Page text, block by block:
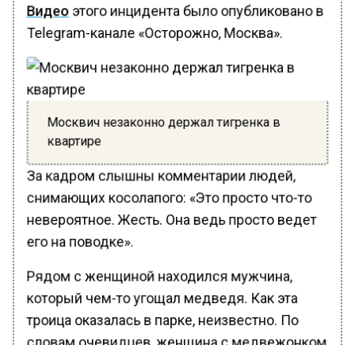
Видеоэтого инцидента было опубликовано в
Telegram-канале «Осторожно, Москва».
Москвич незаконно держал тигренка в
квартире
За кадром слышны комментарии людей,
снимающих косолапого: «Это просто что-то
невероятное. Жесть. Она ведь просто ведет
его на поводке».
Рядом с женщиной находился мужчина,
который чем-то угощал медведя. Как эта
троица оказалась в парке, неизвестно. По